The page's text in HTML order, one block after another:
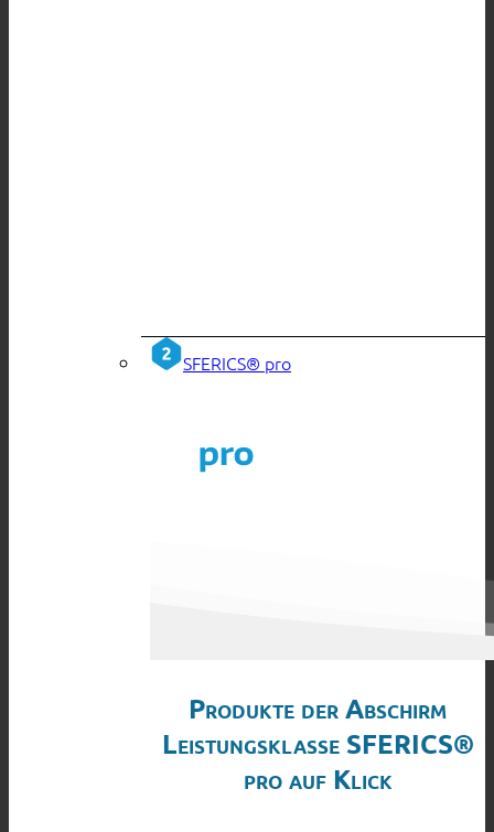
SFERICS® pro
Produkte der Abschirm
Leistungsklasse SFERICS®
pro auf Klick